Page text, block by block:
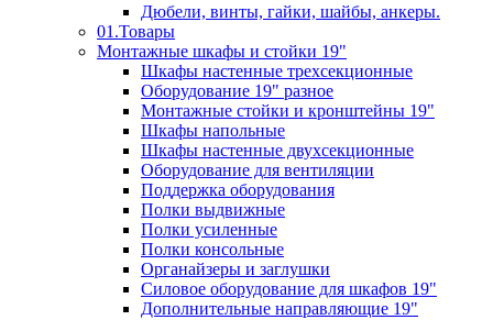
Дюбели, винты, гайки, шайбы, анкеры.
01.Товары
Монтажные шкафы и стойки 19"
Шкафы настенные трехсекционные
Оборудование 19" разное
Монтажные стойки и кронштейны 19"
Шкафы напольные
Шкафы настенные двухсекционные
Оборудование для вентиляции
Поддержка оборудования
Полки выдвижные
Полки усиленные
Полки консольные
Органайзеры и заглушки
Силовое оборудование для шкафов 19"
Дополнительные направляющие 19"